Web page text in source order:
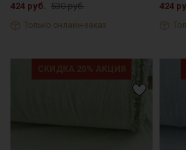
424 руб. 530 руб.
Только онлайн-заказ
424